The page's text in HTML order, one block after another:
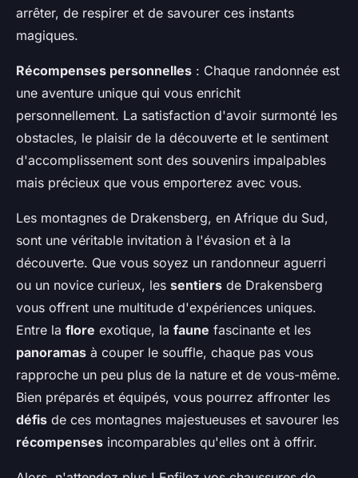
arrêter, de respirer et de savourer ces instants
magiques.
Récompenses personnelles : Chaque randonnée est
une aventure unique qui vous enrichit
personnellement. La satisfaction d'avoir surmonté les
obstacles, le plaisir de la découverte et le sentiment
d'accomplissement sont des souvenirs impalpables
mais précieux que vous emporterez avec vous.
Les montagnes de Drakensberg, en Afrique du Sud,
sont une véritable invitation à l'évasion et à la
découverte. Que vous soyez un randonneur aguerri
ou un novice curieux, les sentiers de Drakensberg
vous offrent une multitude d'expériences uniques.
Entre la flore exotique, la faune fascinante et les
panoramas à couper le souffle, chaque pas vous
rapproche un peu plus de la nature et de vous-même.
Bien préparés et équipés, vous pourrez affronter les
défis de ces montagnes majestueuses et savourer les
récompenses incomparables qu'elles ont à offrir.